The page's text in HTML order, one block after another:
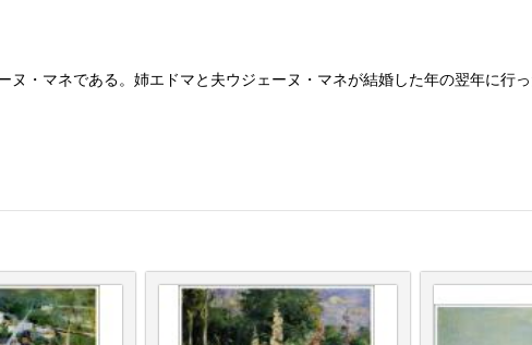
・マネである。姉エドマと夫ウジェーヌ・マネが結婚した年の翌年に行